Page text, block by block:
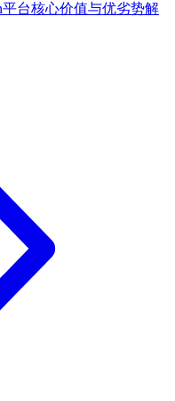
台核心价值与优劣势解